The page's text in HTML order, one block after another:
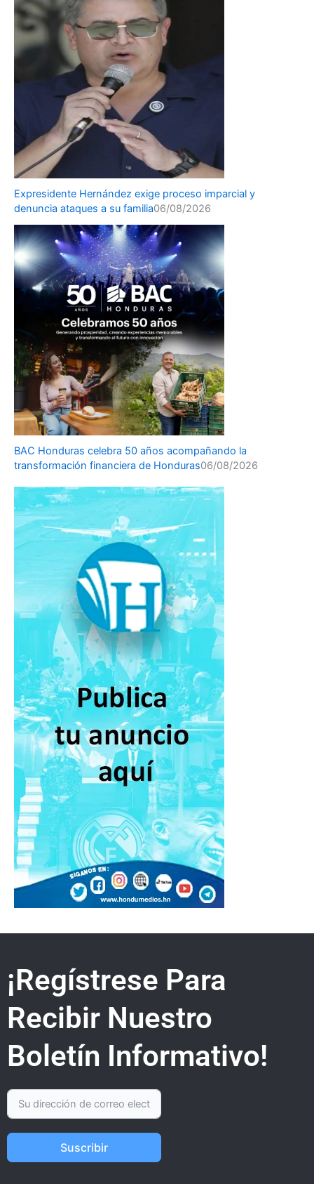
Expresidente Hernández exige proceso imparcial y
denuncia ataques a su familia06/08/2026
BAC Honduras celebra 50 años acompañando la
transformación financiera de Honduras06/08/2026
¡Regístrese Para
Recibir Nuestro
Boletín Informativo!
Suscribir